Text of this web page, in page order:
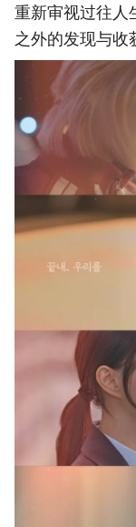
重新审视过往人
之外的发现与收